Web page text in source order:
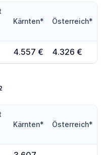
Kärnten* Österreich*
4.557 € 4.326 €
Kärnten* Österreich*